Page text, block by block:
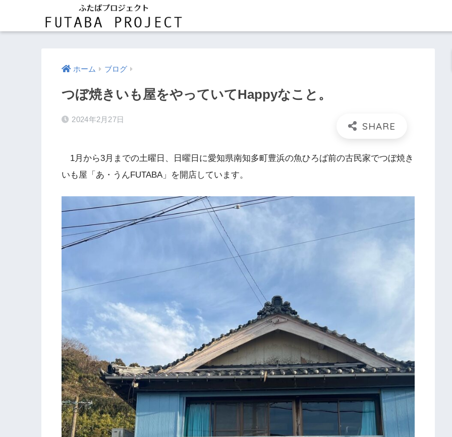
ホーム ブログ
つぼ焼きいも屋をやっていてHappyなこと。
2024年2月27日
1月から3月までの土曜日、日曜日に愛知県南知多町豊浜の魚ひろば前の古民家でつぼ焼き
いも屋「あ・うんFUTABA」を開店しています。